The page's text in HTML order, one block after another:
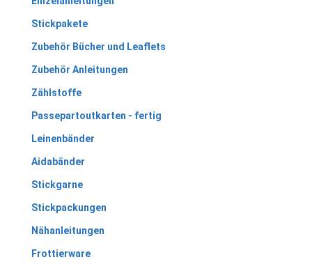
Stickpakete
Zubehör Bücher und Leaflets
Zubehör Anleitungen
Zählstoffe
Passepartoutkarten - fertig
Leinenbänder
Aidabänder
Stickgarne
Stickpackungen
Nähanleitungen
Frottierware